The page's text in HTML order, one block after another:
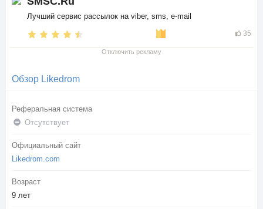
Лучший сервис рассылок на viber, sms, e-mail
35
Отключить рекламу
Обзор Likedrom
Реферальная система
Отсутствует
Официальный сайт
Likedrom.com
Возраст
9 лет